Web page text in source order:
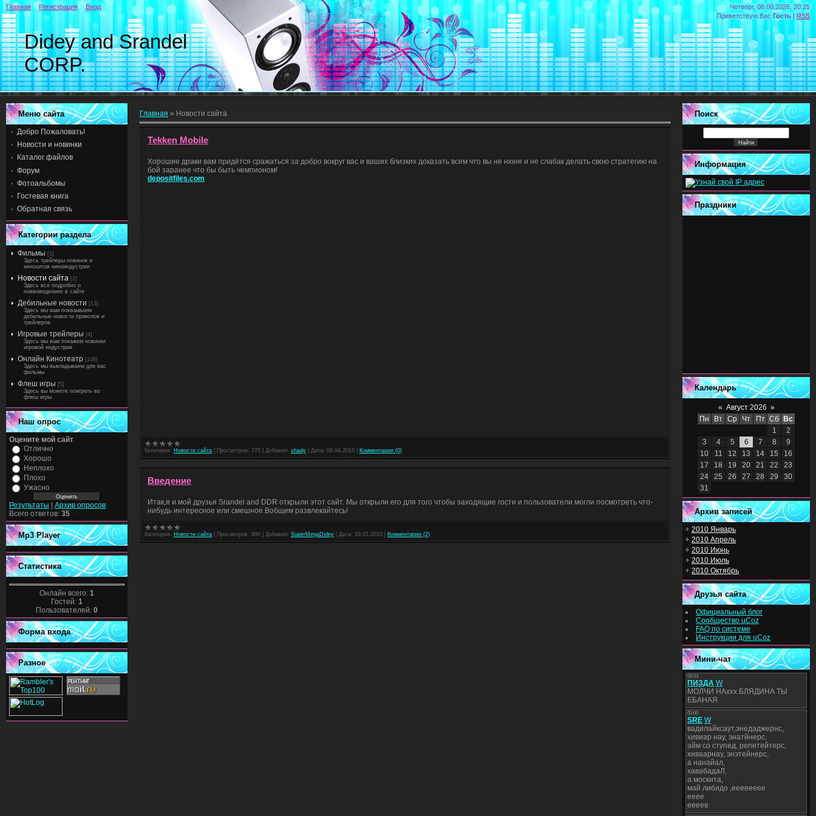
Четверг, 06.08.2026, 20:25
Приветствую Вас Гость | RSS
Didey and Srandel
CORP.
Главная Регистрация Вход
Меню сайта
Добро Пожаловать!
Новости и новинки
Каталог файлов
Форум
Фотоальбомы
Гостевая книга
Обратная связь
Категории раздела
Фильмы [3]
Здесь трейлеры новинок и
кинохитов киноиндустрии
Новости сайта [2]
Здесь все подробно о
новвоведениях в сайте
Дебильные новости [13]
Здесь мы вам показываем
дебильные новости приколов и
трейлеров
Игровые трейлеры [4]
Здесь мы вам покажем новинки
игровой индустрии
Онлайн Кинотеатр [108]
Здесь мы выкладываем для вас
фильмы
Флеш игры [5]
Здесь вы можете поиграть во
флеш игры
Наш опрос
Оцените мой сайт
Отлично
Хорошо
Неплохо
Плохо
Ужасно
Результаты
Архив опросов
Всего ответов: 35
Mp3 Player
Статистика
Онлайн всего: 1
Гостей: 1
Пользователей: 0
Форма входа
Разное
Главная » Новости сайта
Tekken Mobile
Хорошие драки вам придётся сражаться за добро вокруг вас и ваших близких доказать всем что вы не нюня и не слабак делать свою стратегию на
бой заранее что бы быть чемпионом!
depositfiles.com
Категория: Новости сайта Просмотров: 775 Добавил: shady Дата: 06.04.2010 Комментарии (0)
Введение
Итак,я и мой друзья Srandel and DDR открыли этот сайт. Мы открыли его для того чтобы заходящие гости и пользователи могли посмотреть что-
нибудь интересное или смешное.Вобщем развлекайтесь!
Категория: Новости сайта Просмотров: 490 Добавил: SuperMegaDidey Дата: 18.01.2010 Комментарии (2)
Поиск
Информация
Праздники
Календарь
« Август 2026 »
Пн
Вт Ср Чт Пт Сб
Вс
1
2
3
4 5 6 7 8
9
10
11 12 13 14 15
16
17
18 19 20 21 22
23
24
25 26 27 28 29
30
31
Архив записей
2010 Январь
2010 Апрель
2010 Июнь
2010 Июль
2010 Октябрь
Друзья сайта
Официальный блог
Сообщество uCoz
FAQ по системе
Инструкции для uCoz
Мини-чат